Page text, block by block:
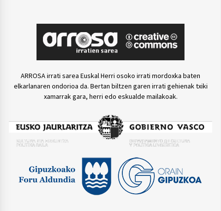
ARROSA irrati sarea Euskal Herri osoko irrati mordoxka baten
elkarlanaren ondorioa da. Bertan biltzen garen irrati gehienak txiki
xamarrak gara, herri edo eskualde mailakoak.